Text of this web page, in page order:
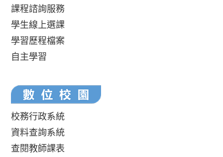
課程諮詢服務
學生線上選課
學習歷程檔案
自主學習
校務行政系統
資料查詢系統
查閱教師課表